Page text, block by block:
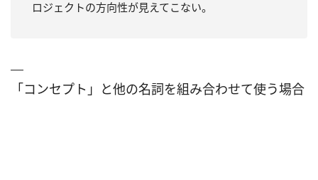
ロジェクトの方向性が見えてこない。
「コンセプト」と他の名詞を組み合わせて使う場合